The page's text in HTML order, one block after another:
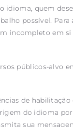
idioma, quem
possível. Para
incompleto em si
públicos-alvo
de habilitação
do idioma
sua